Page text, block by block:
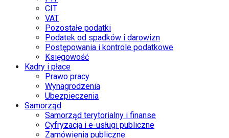
CIT
VAT
Pozostałe podatki
Podatek od spadków i darowizn
Postępowania i kontrole podatkowe
Księgowość
Kadry i płace
Prawo pracy
Wynagrodzenia
Ubezpieczenia
Samorząd
Samorząd terytorialny i finanse
Cyfryzacja i e-usługi publiczne
Zamówienia publiczne